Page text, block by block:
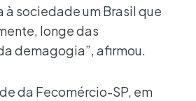
à sociedade um Brasil que
longe das
demagogia”, afirmou.
da Fecomércio-SP, em